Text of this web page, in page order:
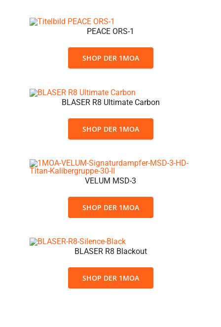
PEACE ORS-1
SHOP DER 1MOA
BLASER R8 Ultimate Carbon
SHOP DER 1MOA
VELUM MSD-3
SHOP DER 1MOA
BLASER R8 Blackout
SHOP DER 1MOA